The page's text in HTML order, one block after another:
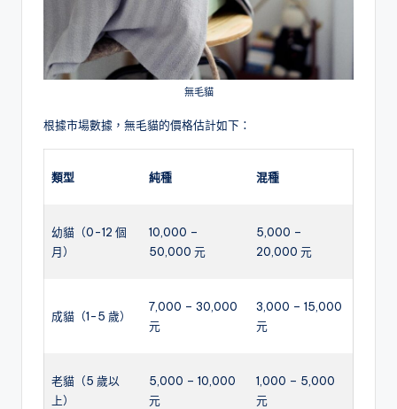
無毛貓
根據市場數據，無毛貓的價格估計如下：
類型 純種 混種
幼貓（0-12 個
月）
10,000 –
50,000 元
5,000 –
20,000 元
成貓（1-5 歲）
7,000 – 30,000
元
3,000 – 15,000
元
老貓（5 歲以
上）
5,000 – 10,000
元
1,000 – 5,000
元